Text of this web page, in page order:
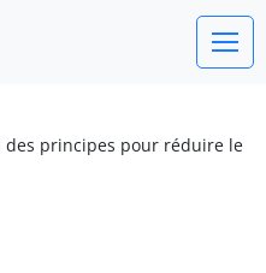
principes pour réduire le